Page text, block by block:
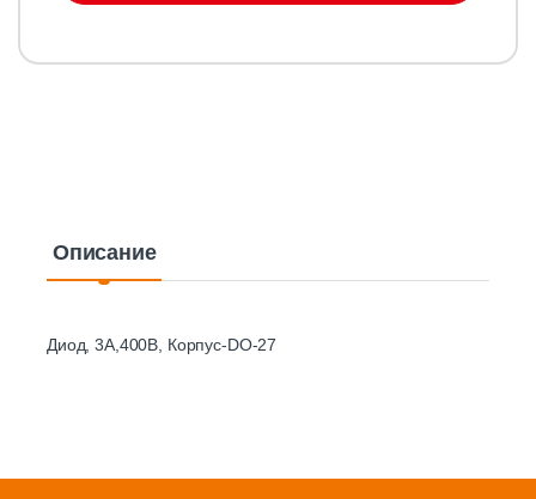
Описание
Диод, 3А,400В, Корпус-DO-27